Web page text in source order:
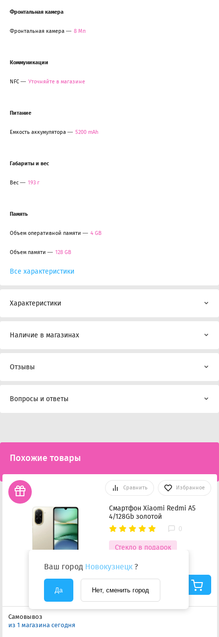
Фронтальная камера
Фронтальная камера 8 Мп
Коммуникации
NFC Уточняйте в магазине
Питание
Емкость аккумулятора 5200 mAh
Габариты и вес
Вес 193 г
Память
Объем оперативной памяти 4 GB
Объем памяти 128 GB
Все характеристики
Характеристики
Наличие в магазинах
Отзывы
Вопросы и ответы
Похожие товары
Сравнить Избранное
Смартфон Xiaomi Redmi A5
4/128Gb золотой
0
Стекло в подарок
7 551 ₽
Цена с учетом скидки
Подробнее
Самовывоз
из 1 магазина сегодня
Ваш город Новокузнецк ?
Да Нет, сменить город